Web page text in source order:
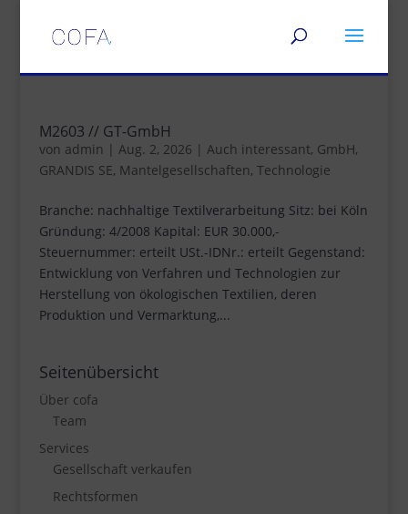
M2603 // GT-GmbH
von admin | Aug. 2, 2026 | Auch interessant, GmbH,
GRANDIS SE, Mantelgesellschaften, Technologie
Branche: nachhaltige Textilverarbeitung Sitz: bei Köln
Gründung: 4/2008 Kapital: EUR 30.000,-
Steuernummer: erteilt USt.-IDNr.: erteilt Gegenstand:
Entwicklung von Verfahren und Technologien zur
Herstellung von ökologischen Textilien, deren
Produktion und Vermarktung,...
Seitenübersicht
Über cofa
Team
Services
Gesellschaft verkaufen
Rechtsformen